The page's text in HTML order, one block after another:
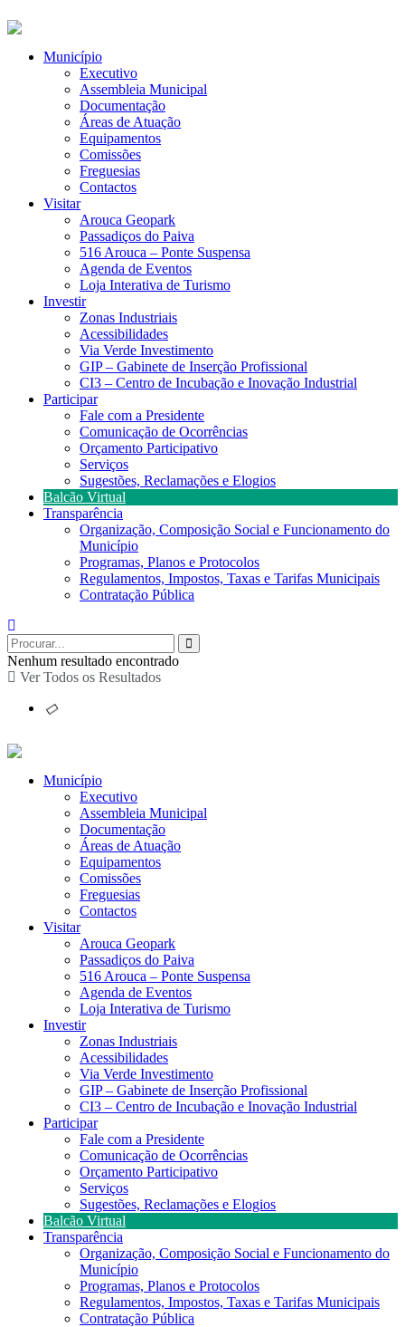
Município
Executivo
Assembleia Municipal
Documentação
Áreas de Atuação
Equipamentos
Comissões
Freguesias
Contactos
Visitar
Arouca Geopark
Passadiços do Paiva
516 Arouca – Ponte Suspensa
Agenda de Eventos
Loja Interativa de Turismo
Investir
Zonas Industriais
Acessibilidades
Via Verde Investimento
GIP – Gabinete de Inserção Profissional
CI3 – Centro de Incubação e Inovação Industrial
Participar
Fale com a Presidente
Comunicação de Ocorrências
Orçamento Participativo
Serviços
Sugestões, Reclamações e Elogios
Balcão Virtual
Transparência
Organização, Composição Social e Funcionamento do
Município
Programas, Planos e Protocolos
Regulamentos, Impostos, Taxas e Tarifas Municipais
Contratação Pública
Nenhum resultado encontrado
Ver Todos os Resultados
Município
Executivo
Assembleia Municipal
Documentação
Áreas de Atuação
Equipamentos
Comissões
Freguesias
Contactos
Visitar
Arouca Geopark
Passadiços do Paiva
516 Arouca – Ponte Suspensa
Agenda de Eventos
Loja Interativa de Turismo
Investir
Zonas Industriais
Acessibilidades
Via Verde Investimento
GIP – Gabinete de Inserção Profissional
CI3 – Centro de Incubação e Inovação Industrial
Participar
Fale com a Presidente
Comunicação de Ocorrências
Orçamento Participativo
Serviços
Sugestões, Reclamações e Elogios
Balcão Virtual
Transparência
Organização, Composição Social e Funcionamento do
Município
Programas, Planos e Protocolos
Regulamentos, Impostos, Taxas e Tarifas Municipais
Contratação Pública